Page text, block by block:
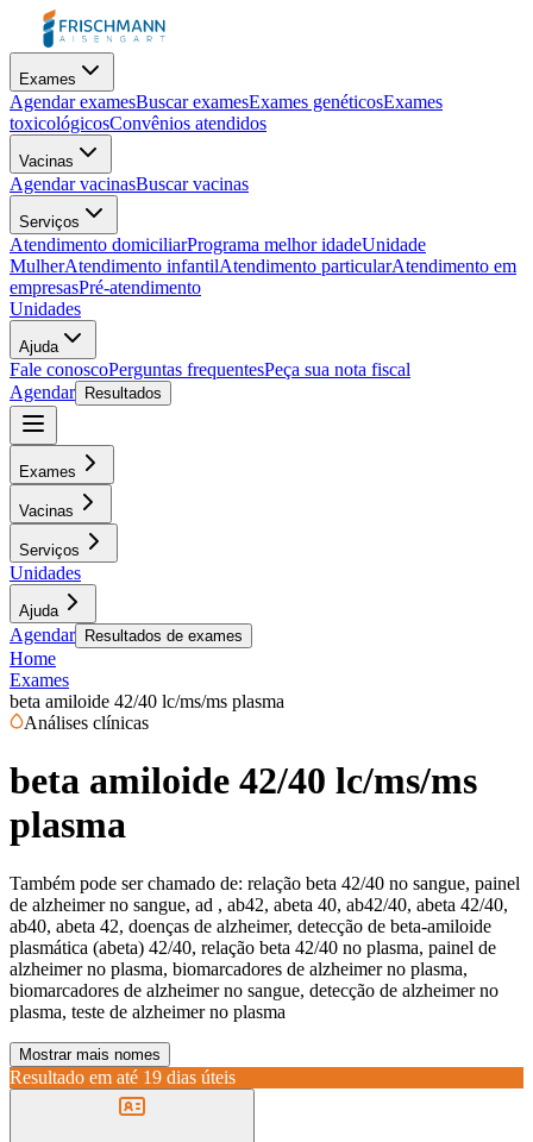
Exames
Agendar examesBuscar examesExames genéticosExames
toxicológicosConvênios atendidos
Vacinas
Agendar vacinasBuscar vacinas
Serviços
Atendimento domiciliarPrograma melhor idadeUnidade
MulherAtendimento infantilAtendimento particularAtendimento em
empresasPré-atendimento
Unidades
Ajuda
Fale conoscoPerguntas frequentesPeça sua nota fiscal
Agendar
Resultados
Exames
Vacinas
Serviços
Unidades
Ajuda
Agendar Resultados de exames
Home
Exames
beta amiloide 42/40 lc/ms/ms plasma
Análises clínicas
beta amiloide 42/40 lc/ms/ms
plasma
Também pode ser chamado de: relação beta 42/40 no sangue, painel
de alzheimer no sangue, ad , ab42, abeta 40, ab42/40, abeta 42/40,
ab40, abeta 42, doenças de alzheimer, detecção de beta-amiloide
plasmática (abeta) 42/40, relação beta 42/40 no plasma, painel de
alzheimer no plasma, biomarcadores de alzheimer no plasma,
biomarcadores de alzheimer no sangue, detecção de alzheimer no
plasma, teste de alzheimer no plasma
Mostrar mais nomes
Resultado em até 19 dias úteis